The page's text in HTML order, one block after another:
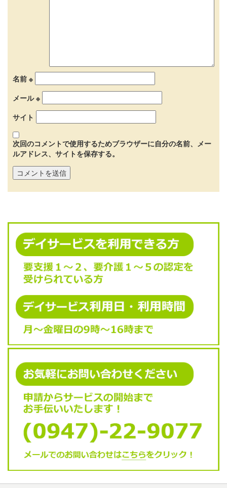
名前 ※
メール※
サイト
次回のコメントで使用するためブラウザーに自分の名前、メー
ルアドレス、サイトを保存する。